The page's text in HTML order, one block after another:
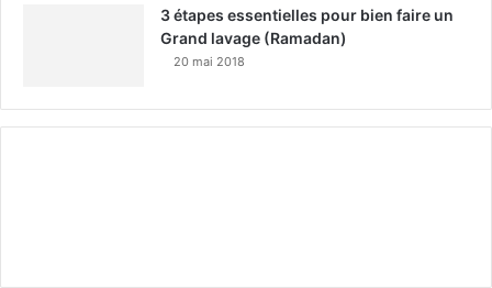
3 étapes essentielles pour bien faire un
Grand lavage (Ramadan)
20 mai 2018